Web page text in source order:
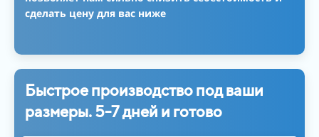
сделать цену для вас ниже
Быстрое производство под ваши
размеры. 5-7 дней и готово